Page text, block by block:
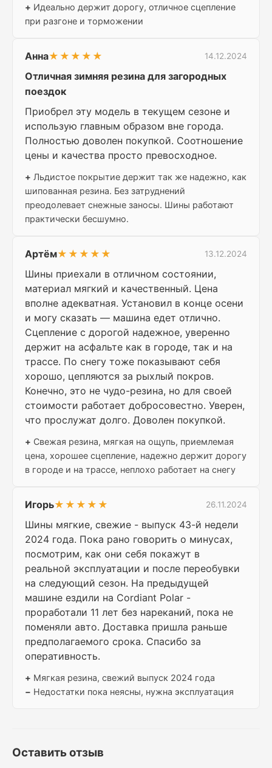
+ Идеально держит дорогу, отличное сцепление
при разгоне и торможении
Анна★★★★★ 14.12.2024
Отличная зимняя резина для загородных
поездок
Приобрел эту модель в текущем сезоне и
использую главным образом вне города.
Полностью доволен покупкой. Соотношение
цены и качества просто превосходное.
+ Льдистое покрытие держит так же надежно, как
шипованная резина. Без затруднений
преодолевает снежные заносы. Шины работают
практически бесшумно.
Артём★★★★★ 13.12.2024
Шины приехали в отличном состоянии,
материал мягкий и качественный. Цена
вполне адекватная. Установил в конце осени
и могу сказать — машина едет отлично.
Сцепление с дорогой надежное, уверенно
держит на асфальте как в городе, так и на
трассе. По снегу тоже показывают себя
хорошо, цепляются за рыхлый покров.
Конечно, это не чудо-резина, но для своей
стоимости работает добросовестно. Уверен,
что прослужат долго. Доволен покупкой.
+ Свежая резина, мягкая на ощупь, приемлемая
цена, хорошее сцепление, надежно держит дорогу
в городе и на трассе, неплохо работает на снегу
Игорь★★★★★ 26.11.2024
Шины мягкие, свежие - выпуск 43-й недели
2024 года. Пока рано говорить о минусах,
посмотрим, как они себя покажут в
реальной эксплуатации и после переобувки
на следующий сезон. На предыдущей
машине ездили на Cordiant Polar -
проработали 11 лет без нареканий, пока не
поменяли авто. Доставка пришла раньше
предполагаемого срока. Спасибо за
оперативность.
+ Мягкая резина, свежий выпуск 2024 года
− Недостатки пока неясны, нужна эксплуатация
Оставить отзыв